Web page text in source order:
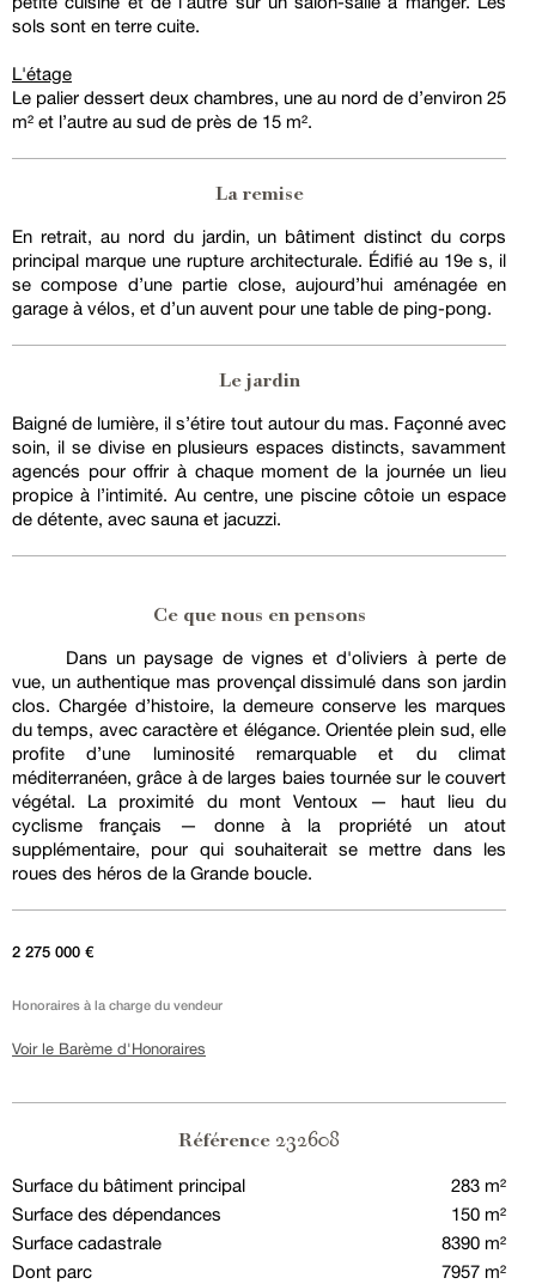
sols sont en terre cuite.
L'étage
Le palier dessert deux chambres, une au nord de d’environ 25
m² et l’autre au sud de près de 15 m².
La remise
En retrait, au nord du jardin, un bâtiment distinct du corps
principal marque une rupture architecturale. Édifié au 19e s, il
se compose d’une partie close, aujourd’hui aménagée en
garage à vélos, et d’un auvent pour une table de ping-pong.
Le jardin
Baigné de lumière, il s’étire tout autour du mas. Façonné avec
soin, il se divise en plusieurs espaces distincts, savamment
agencés pour offrir à chaque moment de la journée un lieu
propice à l’intimité. Au centre, une piscine côtoie un espace
de détente, avec sauna et jacuzzi.
Ce que nous en pensons
Dans un paysage de vignes et d'oliviers à perte de
vue, un authentique mas provençal dissimulé dans son jardin
clos. Chargée d’histoire, la demeure conserve les marques
du temps, avec caractère et élégance. Orientée plein sud, elle
profite d’une luminosité remarquable et du climat
méditerranéen, grâce à de larges baies tournée sur le couvert
végétal. La proximité du mont Ventoux — haut lieu du
cyclisme français — donne à la propriété un atout
supplémentaire, pour qui souhaiterait se mettre dans les
roues des héros de la Grande boucle.
2 275 000 €
Honoraires à la charge du vendeur
Voir le Barème d'Honoraires
Référence 232608
Surface du bâtiment principal
283 m²
Surface des dépendances
150 m²
Surface cadastrale
8390 m²
Dont parc
7957 m²